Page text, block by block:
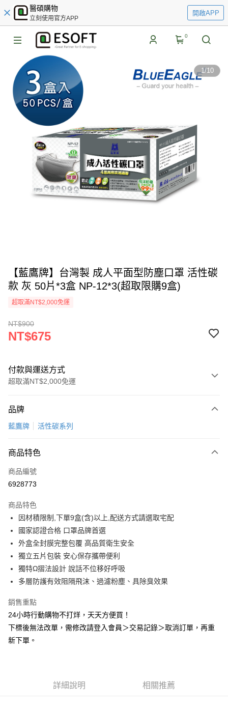
醫碩購物
立刻使用官方APP
開啟APP
0
1/10
【藍鷹牌】台灣製 成人平面型防塵口罩 活性碳
款 灰 50片*3盒 NP-12*3(超取限購9盒)
超取滿NT$2,000免運
NT$900
NT$675
付款與運送方式
超取滿NT$2,000免運
信用卡一次付款
LINE Pay
Apple Pay
Google Pay
全盈+PAY
AFTEE先享後付
相關說明
【關於「AFTEE先享後付」】
AFTEE先享後付是「在收到商品之後才付款」的支付方式。 讓您購物簡單
１．簡單：不需註冊會員、不需綁卡、不需儲值。
２．便利：只要手機號碼，簡訊認證，即可結帳。
３．安心：先確認商品／服務後，再付款。
【「AFTEE先享後付」結帳流程】
１．於結帳方式選擇「AFTEE先享後付」後，將跳轉至「AFTEE先享後付」
ATM／網路銀行／等多元方式進行付款，方視為交易完成。
※ 請注意：結帳手續完成當下不需立刻繳費，但若您需要取消訂單，請聯絡
ATM付款
運送方式
全家取貨付款
品牌
藍鷹牌 活性碳系列
商品特色
商品編號
6928773
商品特色
因材積限制,下單9盒(含)以上,配送方式請選取宅配
國家認證合格 口罩品牌首選
外盒全封膜完整包覆 高品質衛生安全
獨立五片包裝 安心保存攜帶便利
獨特Ω摺法設計 說話不位移好呼吸
多層防護有效阻隔飛沫、過濾粉塵、具除臭效果
銷售重點
24小時行動購物不打烊，天天方便買！
下標後無法改單，需修改請登入會員＞交易記錄＞取消訂單，再重
新下單。
詳細說明 相關推薦